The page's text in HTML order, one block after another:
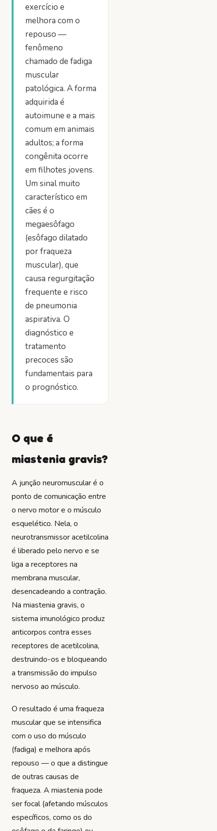
exercício e
melhora com o
repouso —
fenômeno
chamado de fadiga
muscular
patológica. A forma
adquirida é
autoimune e a mais
comum em animais
adultos; a forma
congênita ocorre
em filhotes jovens.
Um sinal muito
característico em
cães é o
megaesôfago
(esôfago dilatado
por fraqueza
muscular), que
causa regurgitação
frequente e risco
de pneumonia
aspirativa. O
diagnóstico e
tratamento
precoces são
fundamentais para
o prognóstico.
O que é
miastenia gravis?
A junção neuromuscular é o
ponto de comunicação entre
o nervo motor e o músculo
esquelético. Nela, o
neurotransmissor acetilcolina
é liberado pelo nervo e se
liga a receptores na
membrana muscular,
desencadeando a contração.
Na miastenia gravis, o
sistema imunológico produz
anticorpos contra esses
receptores de acetilcolina,
destruindo-os e bloqueando
a transmissão do impulso
nervoso ao músculo.
O resultado é uma fraqueza
muscular que se intensifica
com o uso do músculo
(fadiga) e melhora após
repouso — o que a distingue
de outras causas de
fraqueza. A miastenia pode
ser focal (afetando músculos
específicos, como os do